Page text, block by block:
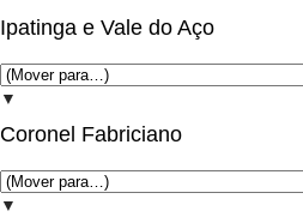
Ipatinga e Vale do Aço
▼
Coronel Fabriciano
▼